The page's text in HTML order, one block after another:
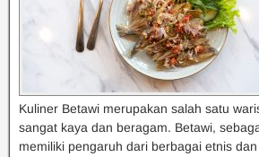
Kuliner Betawi merupakan salah satu
sangat kaya dan beragam. Betawi,
memiliki pengaruh dari berbagai etnis